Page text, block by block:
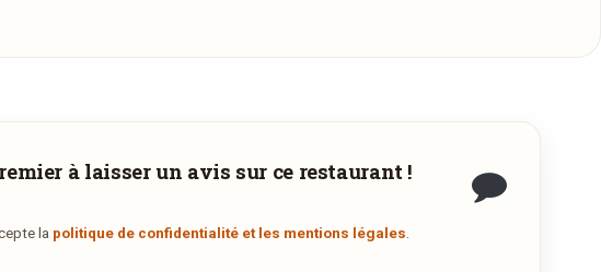
?
en ligne.
à laisser un avis sur ce restaurant !
la politique de confidentialité et les mentions légales